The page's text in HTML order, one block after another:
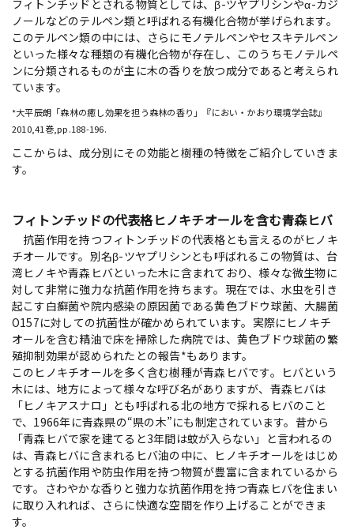
フィトンチッドとされる物質としては、β-ツヤプリシンやα-カジ
ノールなどのテルペン類と呼ばれる有機化合物が挙げられます。
このテルペン類の中には、さらにモノテルペンやセスキテルペン
といった様々な種類の有機化合物が存在し、このうちモノテルペ
ンに分類されるものが主に木の香りを放つ成分であると考えられ
ています。
*大平辰朗「森林の癒し効果を担う森林の香り」『におい・かおり環境学会誌』
2010,41巻,pp.188-196.
ここからは、成分別にその効能と樹種の特徴をご紹介していきま
す。
フィトンチッドの代表格ヒノキチオールを含む青森ヒバ
抗菌作用を持つフィトンチッドの代表格とも言えるのがヒノキ
チオールです。別名β-ツヤプリシンとも呼ばれるこの物質は、台
湾ヒノキや青森ヒバといった木に含まれており、様々な微生物に
対して非常に強力な抗菌作用を持ちます。現在では、水虫を引き
起こす白癬菌や院内感染の原因菌である黄色ブドウ球菌、大腸菌
O157に対しての抗菌性が確かめられています。実際にヒノキチ
オールを含む精油で床を掃除した病院では、黄色ブドウ球菌の繁
殖抑制効果が認められたとの報告*もあります。
このヒノキチオールを多く含む樹種が青森ヒバです。ヒバという
木には、地方によって様々な呼び名がありますが、青森ヒバは
「ヒノキアスナロ」とも呼ばれる北の地方で採れるヒバのこと
で、1966年に青森県の“県の木”にも制定されています。昔から
「青森ヒバで家を建てると3年間は蚊が入らない」と言われるの
は、青森ヒバに含まれるヒバ油の中に、ヒノキチオールをはじめ
とする抗菌作用や防虫作用を持つ物質が豊富に含まれているから
です。さわやかな香りと強力な抗菌作用を持つ青森ヒバを住まい
に取り入れれば、さらに快適な空間を作り上げることができま
す。